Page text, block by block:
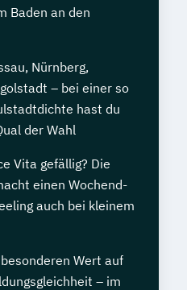
Baden an den
Nürnberg,
– bei einer so
hast du
der Wahl
Vita gefällig? Die
einen Wochend-
auch bei kleinem
Wert auf
– im